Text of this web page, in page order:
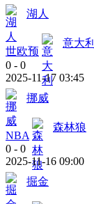
湖人
世欧预
意大利
0 - 0
2025-11-17 03:45
挪威
NBA
森林狼
0 - 0
2025-11-16 09:00
掘金